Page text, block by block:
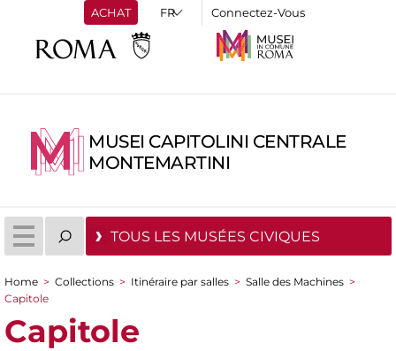
ACHAT Connectez-Vous
MUSEI CAPITOLINI CENTRALE
MONTEMARTINI
TOUS LES MUSÉES CIVIQUES
You are here
Home > Collections > Itinéraire par salles > Salle des Machines >
Capitole
Capitole